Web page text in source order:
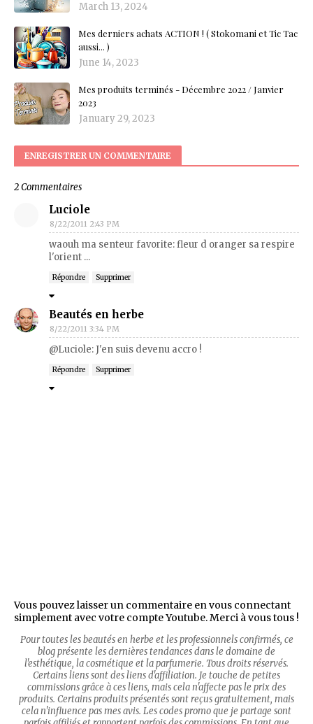
March 13, 2024
Mes derniers achats ACTION ! ( Stokomani et Tic Tac
aussi... )
June 14, 2023
Mes produits terminés - Décembre 2022 / Janvier
2023
January 29, 2023
ENREGISTRER UN COMMENTAIRE
2 Commentaires
Luciole
8/22/2011 2:43 PM
waouh ma senteur favorite: fleur d oranger sa respire
l'orient ...
Répondre Supprimer
Beautés en herbe
8/22/2011 3:34 PM
@Luciole: J'en suis devenu accro !
Répondre Supprimer
Vous pouvez laisser un commentaire en vous connectant
simplement avec votre compte Youtube. Merci à vous tous !
Pour toutes les beautés en herbe et les professionnels confirmés, ce
blog présente les dernières tendances dans le domaine de
l'esthétique, la cosmétique et la parfumerie. Tous droits réservés.
Certains liens sont des liens d'affiliation. Je touche de petites
commissions grâce à ces liens, mais cela n'affecte pas le prix des
produits. Certains produits présentés sont reçus gratuitement, mais
cela n'influence pas mes avis. Les codes promo que je partage sont